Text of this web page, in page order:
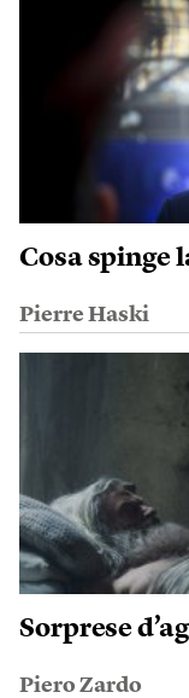
Cosa spinge
Pierre Haski
Sorprese
Piero Zardo